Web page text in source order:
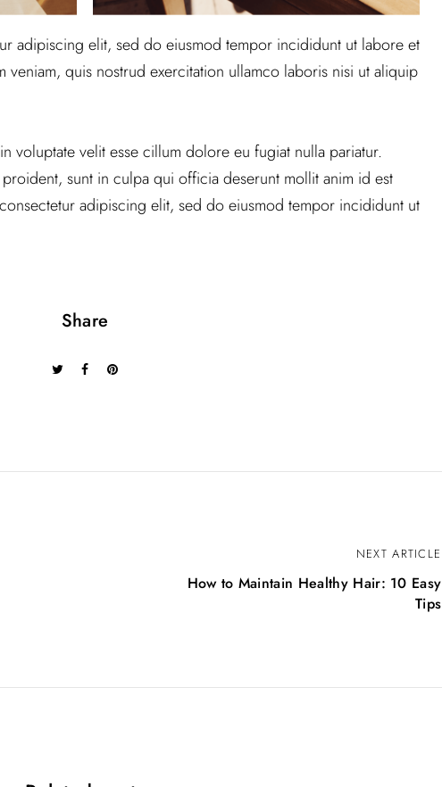
adipiscing elit, sed do eiusmod tempor incididunt ut labore et
veniam, quis nostrud exercitation ullamco laboris nisi ut aliquip
voluptate velit esse cillum dolore eu fugiat nulla pariatur.
sunt in culpa qui officia deserunt mollit anim id est
adipiscing elit, sed do eiusmod tempor incididunt ut
Share
NEXT ARTICLE
How to Maintain Healthy Hair: 10 Easy
Tips